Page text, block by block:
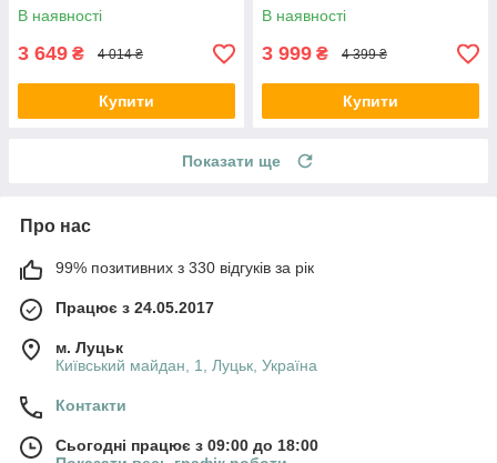
В наявності
3 649 ₴ 4 014 ₴
Купити
В наявності
3 999 ₴ 4 399 ₴
Купити
Показати ще
Про нас
99% позитивних з 330 відгуків за рік
Працює з 24.05.2017
м. Луцьк
Київський майдан, 1, Луцьк, Україна
Контакти
Сьогодні працює з 09:00 до 18:00